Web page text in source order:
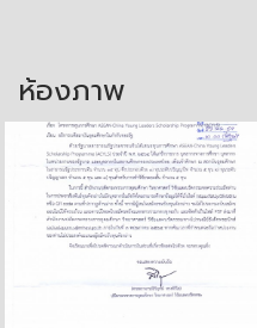
ห้องภาพ